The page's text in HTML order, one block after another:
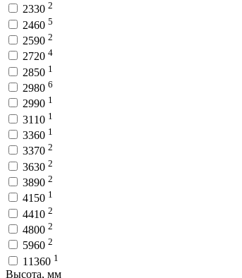
2330 2
2460 5
2590 2
2720 4
2850 1
2980 6
2990 1
3110 1
3360 1
3370 2
3630 2
3890 2
4150 1
4410 2
4800 2
5960 2
11360 1
Высота, мм